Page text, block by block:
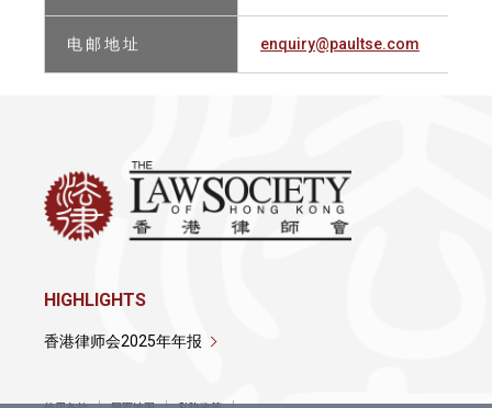
电 邮 地 址 enquiry@paultse.com
HIGHLIGHTS
香港律师会2025年年报